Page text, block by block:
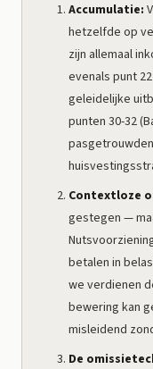
Accumulatie:
hetzelfde op
zijn allemaal
evenals punt
geleidelijke
punten 30-32
Contextloze
gestegen —
betalen in
we verdienen
bewering kan
misleidend
De